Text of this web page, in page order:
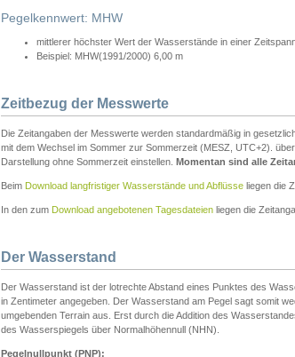
Pegelkennwert: MHW
mittlerer höchster Wert der Wasserstände in einer
Beispiel: MHW(1991/2000) 6,00 m
Zeitbezug der Messwerte
Die Zeitangaben der Messwerte werden standardmäßig in
mit dem Wechsel im Sommer zur Sommerzeit (MESZ, UTC+2).
Darstellung ohne Sommerzeit einstellen. Momentan sind alle
Beim Download langfristiger Wasserstände und Abflüsse liegen die
In den zum Download angebotenen Tagesdateien liegen die
Der Wasserstand
Der Wasserstand ist der lotrechte Abstand eines Punktes des
in Zentimeter angegeben. Der Wasserstand am Pegel sagt somit
umgebenden Terrain aus. Erst durch die Addition des
des Wasserspiegels über Normalhöhennull (NHN).
Pegelnullpunkt (PNP):